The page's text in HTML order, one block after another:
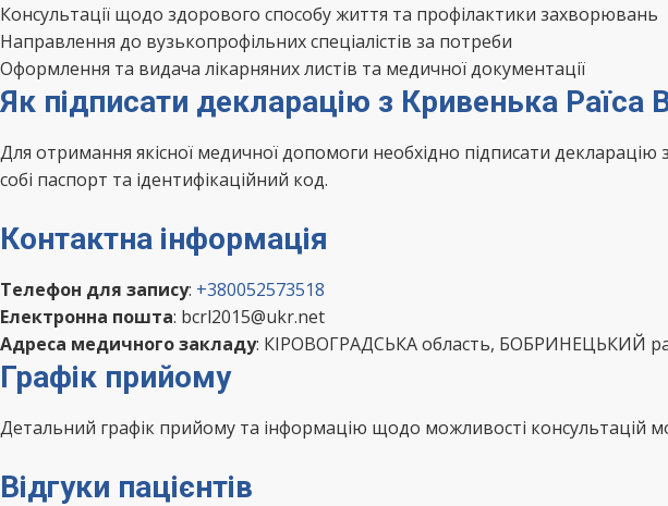
Консультації щодо здорового способу життя та профілактики захворювань
Направлення до вузькопрофільних спеціалістів за потреби
Оформлення та видача лікарняних листів та медичної документації
Як підписати декларацію з Кривенька Раїса
Для отримання якісної медичної допомоги необхідно підписати
собі паспорт та ідентифікаційний код.
Контактна інформація
Телефон для запису: +380052573518
Електронна пошта: bcrl2015@ukr.net
Адреса медичного закладу: КІРОВОГРАДСЬКА область, БОБРИНЕЦЬКИЙ
Графік прийому
Детальний графік прийому та інформацію щодо можливості консультацій
Відгуки пацієнтів